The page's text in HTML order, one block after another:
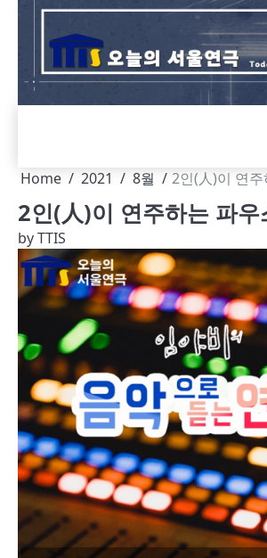
Skip
content
Home 2021 8월 2인(人)이 연
2인(人)이 연주하는 파
byTTIS